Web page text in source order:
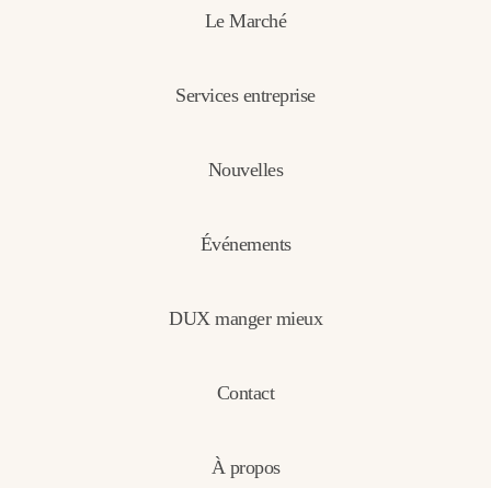
Le Marché
Services entreprise
Nouvelles
Événements
DUX manger mieux
Contact
À propos